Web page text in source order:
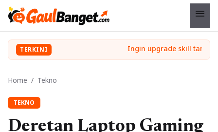
menu
TERKINI
Home / Tekno
TEKNO
Deretan Laptop Gaming